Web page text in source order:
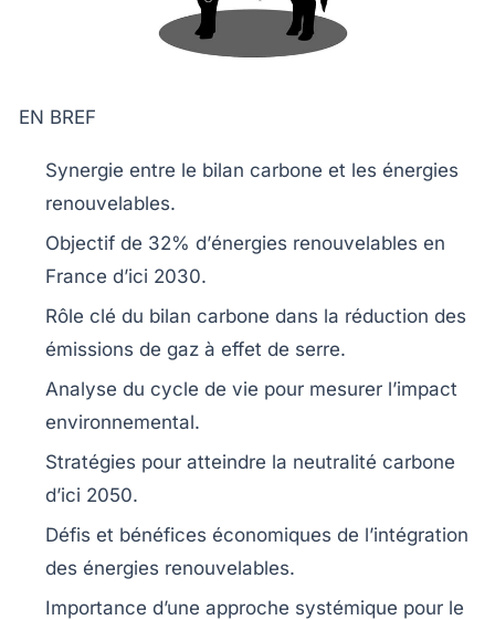
EN BREF
Synergie entre le bilan carbone et les énergies
renouvelables.
Objectif de 32% d’énergies renouvelables en
France d’ici 2030.
Rôle clé du bilan carbone dans la réduction des
émissions de gaz à effet de serre.
Analyse du cycle de vie pour mesurer l’impact
environnemental.
Stratégies pour atteindre la neutralité carbone
d’ici 2050.
Défis et bénéfices économiques de l’intégration
des énergies renouvelables.
Importance d’une approche systémique pour le